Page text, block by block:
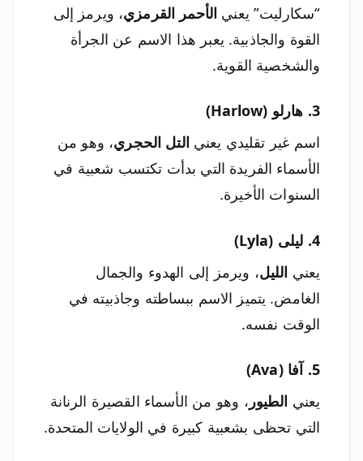
“سكارليت” يعني الأحمر القرمزي، ويرمز إلى
القوة والجاذبية. يعبر هذا الاسم عن الجرأة
والشخصية القوية.
3. هارلو (Harlow)
اسم غير تقليدي يعني التل الحجري، وهو من
الأسماء الفريدة التي بدأت تكتسب شعبية في
السنوات الأخيرة.
4. ليلى (Lyla)
يعني الليل، ويرمز إلى الهدوء والجمال
الغامض. يتميز الاسم ببساطته وجاذبيته في
الوقت نفسه.
5. آفا (Ava)
يعني الطيور ، وهو من الأسماء القصيرة الرنانة
التي تحظى بشعبية كبيرة في الولايات المتحدة.